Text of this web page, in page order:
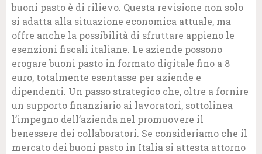
buoni pasto è di rilievo. Questa revisione non solo
si adatta alla situazione economica attuale, ma
offre anche la possibilità di sfruttare appieno le
esenzioni fiscali italiane. Le aziende possono
erogare buoni pasto in formato digitale fino a 8
euro, totalmente esentasse per aziende e
dipendenti. Un passo strategico che, oltre a fornire
un supporto finanziario ai lavoratori, sottolinea
l’impegno dell’azienda nel promuovere il
benessere dei collaboratori. Se consideriamo che il
mercato dei buoni pasto in Italia si attesta attorno